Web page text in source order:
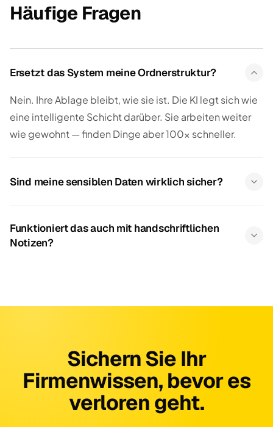
Häufige Fragen
Ersetzt das System meine Ordnerstruktur?
Nein. Ihre Ablage bleibt, wie sie ist. Die KI legt sich wie
eine intelligente Schicht darüber. Sie arbeiten weiter
wie gewohnt — finden Dinge aber 100× schneller.
Sind meine sensiblen Daten wirklich sicher?
Funktioniert das auch mit handschriftlichen
Notizen?
Sichern Sie Ihr
Firmenwissen, bevor es
verloren geht.